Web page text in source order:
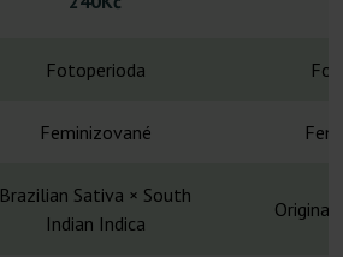
Fotoperioda
Feminizované
Brazilian Sativa × South
Indian Indica
Original